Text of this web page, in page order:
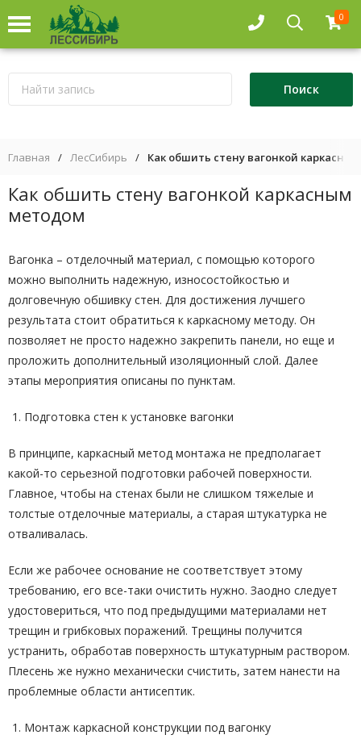
0
Главная / ЛесСибирь / Как обшить стену вагонкой
Как обшить стену вагонкой каркасным
методом
Вагонка – отделочный материал, с помощью которого
можно выполнить надежную, износостойкостью и
долговечную обшивку стен. Для достижения лучшего
результата стоит обратиться к каркасному методу. Он
позволяет не просто надежно закрепить панели, но еще и
проложить дополнительный изоляционный слой. Далее
этапы мероприятия описаны по пунктам.
Подготовка стен к установке вагонки
В принципе, каркасный метод монтажа не предполагает
какой-то серьезной подготовки рабочей поверхности.
Главное, чтобы на стенах были не слишком тяжелые и
толстые отделочные материалы, а старая штукатурка не
отваливалась.
Если же рабочее основание не соответствует этому
требованию, его все-таки очистить нужно. Заодно следует
удостовериться, что под предыдущими материалами нет
трещин и грибковых поражений. Трещины получится
устранить, обработав поверхность штукатурным раствором.
Плесень же нужно механически счистить, затем нанести на
проблемные области антисептик.
Монтаж каркасной конструкции под вагонку